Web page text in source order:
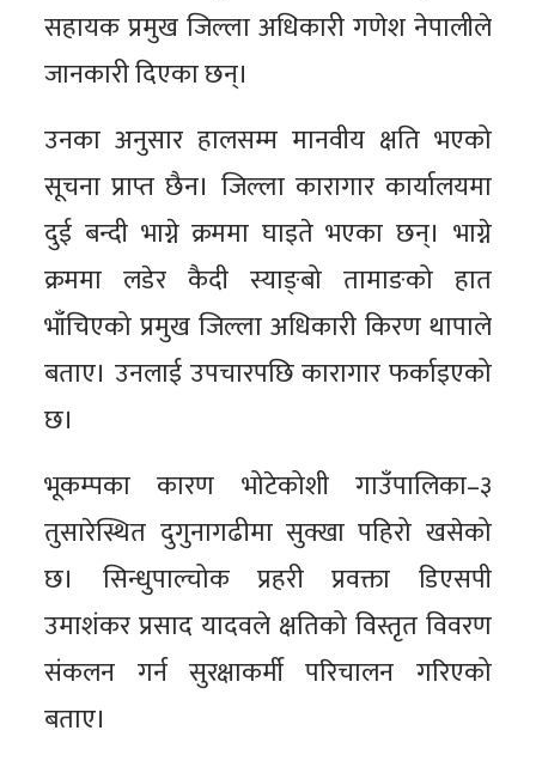
सहायक प्रमुख जिल्ला अधिकारी गणेश नेपालीले
जानकारी दिएका छन्।
उनका अनुसार हालसम्म मानवीय क्षति भएको
सूचना प्राप्त छैन। जिल्ला कारागार कार्यालयमा
दुई बन्दी भाग्ने क्रममा घाइते भएका छन्। भाग्ने
क्रममा लडेर कैदी स्याङ्बो तामाङको हात
भाँचिएको प्रमुख जिल्ला अधिकारी किरण थापाले
बताए। उनलाई उपचारपछि कारागार फर्काइएको
छ।
भूकम्पका कारण भोटेकोशी गाउँपालिका–३
तुसारेस्थित दुगुनागढीमा सुक्खा पहिरो खसेको
छ। सिन्धुपाल्चोक प्रहरी प्रवक्ता डिएसपी
उमाशंकर प्रसाद यादवले क्षतिको विस्तृत विवरण
संकलन गर्न सुरक्षाकर्मी परिचालन गरिएको
बताए।